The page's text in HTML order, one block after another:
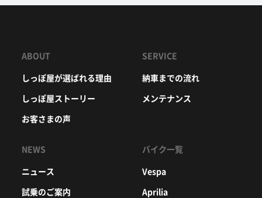
ABOUT
しっぽ屋が選ばれる理由
しっぽ屋ストーリー
お客さまの声
NEWS
ニュース
試乗のご案内
SERVICE
納車までの流れ
メンテナンス
バイク一覧
Vespa
Aprilia